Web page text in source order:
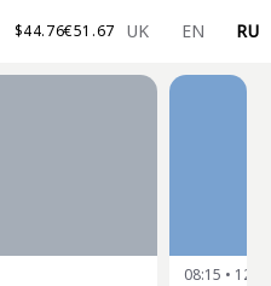
$44.76€51.67 UK EN RU
08:15 •